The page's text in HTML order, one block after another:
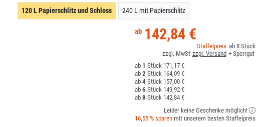
120 L Papierschlitz und Schloss
240 L mit Papierschlitz
142,84 €
8
1
171,17 €
2
164,09 €
4
157,00 €
6
149,92 €
8
142,84 €
Leider keine Geschenke möglich!
16,55 % sparenmit unserem besten Staffelpreis